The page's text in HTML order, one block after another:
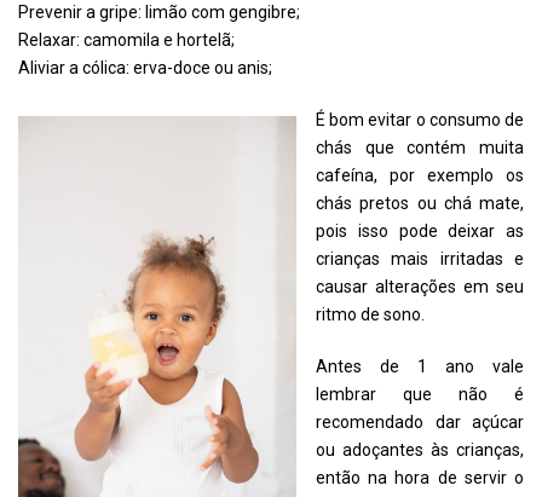
Prevenir a gripe: limão com gengibre;
Relaxar: camomila e hortelã;
Aliviar a cólica: erva-doce ou anis;
É bom evitar o consumo de
chás que contém muita
cafeína, por exemplo os
chás pretos ou chá mate,
pois isso pode deixar as
crianças mais irritadas e
causar alterações em seu
ritmo de sono.
Antes de 1 ano vale
lembrar que não é
recomendado dar açúcar
ou adoçantes às crianças,
então na hora de servir o